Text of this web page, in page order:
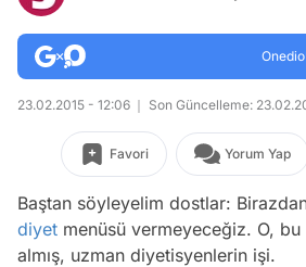
23.02.2015 - 12:06 Son Güncelleme:
Favori Yorum Yap
Baştan söyleyelim dostlar:
diyet menüsü vermeyeceğiz. O, bu
almış, uzman diyetisyenlerin işi.